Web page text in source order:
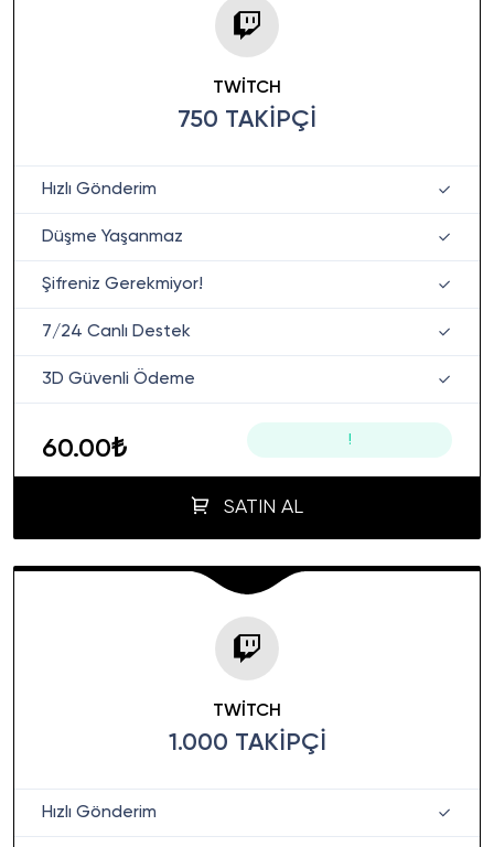
TWITCH
750 TAKIPÇI
Hızlı Gönderim
Düşme Yaşanmaz
Şifreniz Gerekmiyor!
7/24 Canlı Destek
3D Güvenli Ödeme
60.00₺ !
SATIN AL
TWITCH
1.000 TAKIPÇI
Hızlı Gönderim